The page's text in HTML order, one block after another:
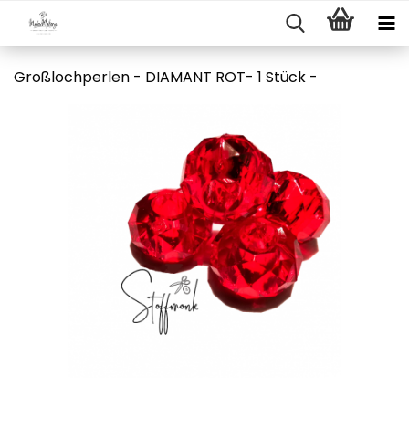
Großlochperlen - DIAMANT ROT- 1 Stück -